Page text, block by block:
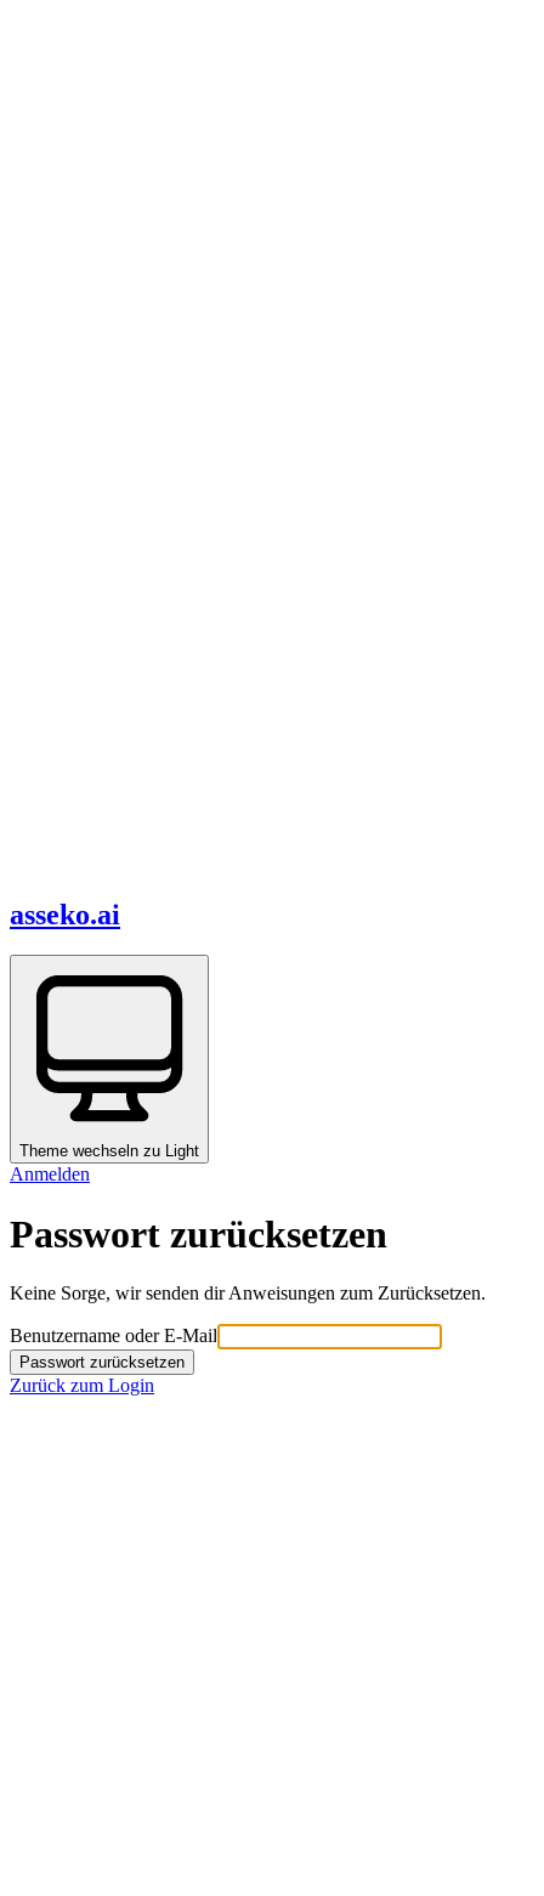
asseko.ai
Theme wechseln zu Light
Anmelden
Passwort zurücksetzen
Keine Sorge, wir senden dir Anweisungen zum Zurücksetzen.
Benutzername oder E-Mail
Passwort zurücksetzen
Zurück zum Login